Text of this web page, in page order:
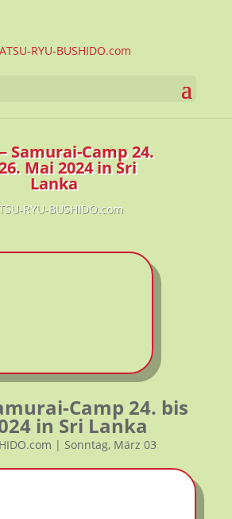
Samurai-Camp 24.
Mai 2024 in Sri
Lanka
RYU-BUSHIDO.com
Camp 24. bis
in Sri Lanka
| Sonntag, März 03